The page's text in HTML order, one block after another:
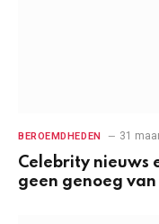
BEROEMDHEDEN 31
Celebrity nieuws
geen genoeg